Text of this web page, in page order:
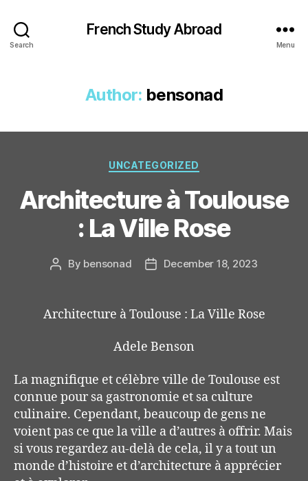
Search
French Study Abroad
Menu
Author: bensonad
Categories
UNCATEGORIZED
Architecture à Toulouse
: La Ville Rose
Post
By bensonad
PostDecember 18, 2023
Architecture à Toulouse : La Ville Rose
Adele Benson
La magnifique et célèbre ville de Toulouse est
connue pour sa gastronomie et sa culture
culinaire. Cependant, beaucoup de gens ne
voient pas ce que la ville a d’autres à offrir. Mais
si vous regardez au-delà de cela, il y a tout un
monde d’histoire et d’architecture à apprécier